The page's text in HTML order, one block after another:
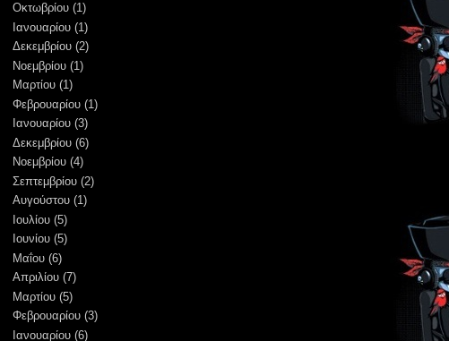
Οκτωβρίου (1)
Ιανουαρίου (1)
Δεκεμβρίου (2)
Νοεμβρίου (1)
Μαρτίου (1)
Φεβρουαρίου (1)
Ιανουαρίου (3)
Δεκεμβρίου (6)
Νοεμβρίου (4)
Σεπτεμβρίου (2)
Αυγούστου (1)
Ιουλίου (5)
Ιουνίου (5)
Μαΐου (6)
Απριλίου (7)
Μαρτίου (5)
Φεβρουαρίου (3)
Ιανουαρίου (6)